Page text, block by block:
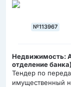
№113967
Недвижимость:
отделение
земельного
г.Аркалык
Тендер по
имущественный